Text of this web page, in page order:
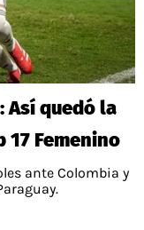
Así quedó la
Femenino
ante Colombia y